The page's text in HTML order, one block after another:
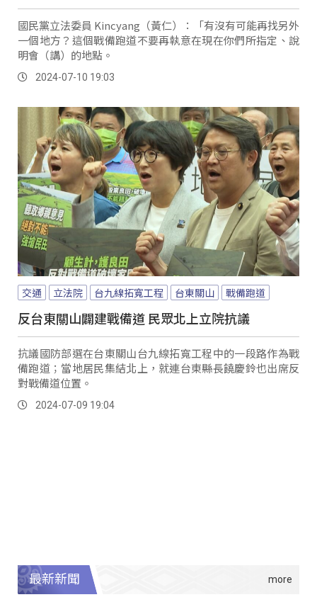
國民黨立法委員 Kincyang（黃仁）：「有沒有可能再找另外
一個地方？這個戰備跑道不要再執意在現在你們所指定、說
明會（講）的地點。
2024-07-10 19:03
交通 立法院 台九線拓寬工程 台東關山 戰備跑道
反台東關山闢建戰備道 民眾北上立院抗議
抗議國防部選在台東關山台九線拓寬工程中的一段路作為戰
備跑道；當地居民集結北上，就連台東縣長饒慶鈴也出席反
對戰備道位置。
2024-07-09 19:04
最新新聞